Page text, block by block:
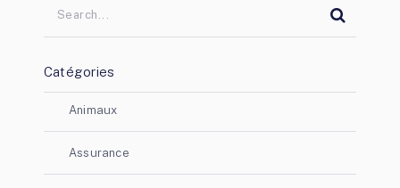
Catégories
Animaux
Assurance